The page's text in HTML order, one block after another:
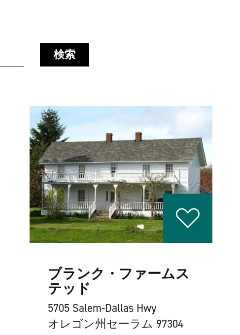
検索
ブランク・ファームス
テッド
5705 Salem-Dallas Hwy
オレゴン州セーラム 97304